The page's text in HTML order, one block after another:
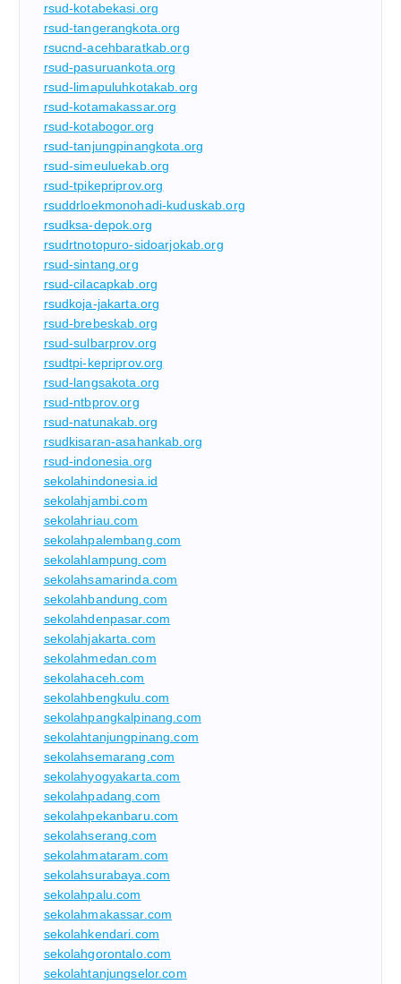
rsud-kotabekasi.org
rsud-tangerangkota.org
rsucnd-acehbaratkab.org
rsud-pasuruankota.org
rsud-limapuluhkotakab.org
rsud-kotamakassar.org
rsud-kotabogor.org
rsud-tanjungpinangkota.org
rsud-simeuluekab.org
rsud-tpikepriprov.org
rsuddrloekmonohadi-kuduskab.org
rsudksa-depok.org
rsudrtnotopuro-sidoarjokab.org
rsud-sintang.org
rsud-cilacapkab.org
rsudkoja-jakarta.org
rsud-brebeskab.org
rsud-sulbarprov.org
rsudtpi-kepriprov.org
rsud-langsakota.org
rsud-ntbprov.org
rsud-natunakab.org
rsudkisaran-asahankab.org
rsud-indonesia.org
sekolahindonesia.id
sekolahjambi.com
sekolahriau.com
sekolahpalembang.com
sekolahlampung.com
sekolahsamarinda.com
sekolahbandung.com
sekolahdenpasar.com
sekolahjakarta.com
sekolahmedan.com
sekolahaceh.com
sekolahbengkulu.com
sekolahpangkalpinang.com
sekolahtanjungpinang.com
sekolahsemarang.com
sekolahyogyakarta.com
sekolahpadang.com
sekolahpekanbaru.com
sekolahserang.com
sekolahmataram.com
sekolahsurabaya.com
sekolahpalu.com
sekolahmakassar.com
sekolahkendari.com
sekolahgorontalo.com
sekolahtanjungselor.com